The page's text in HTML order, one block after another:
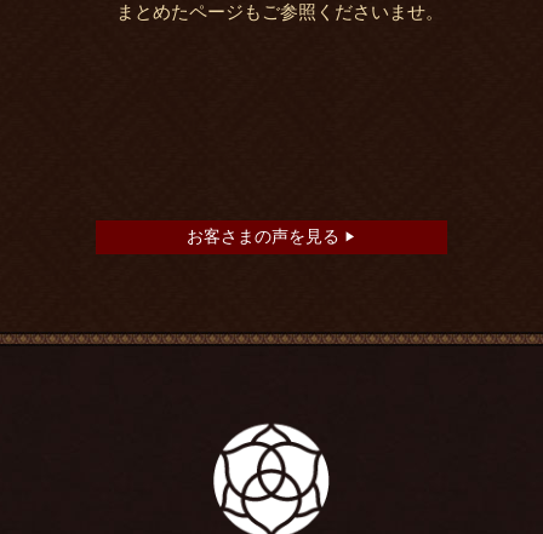
まとめたページもご参照くださいませ。
お客さまの声を見る ▶